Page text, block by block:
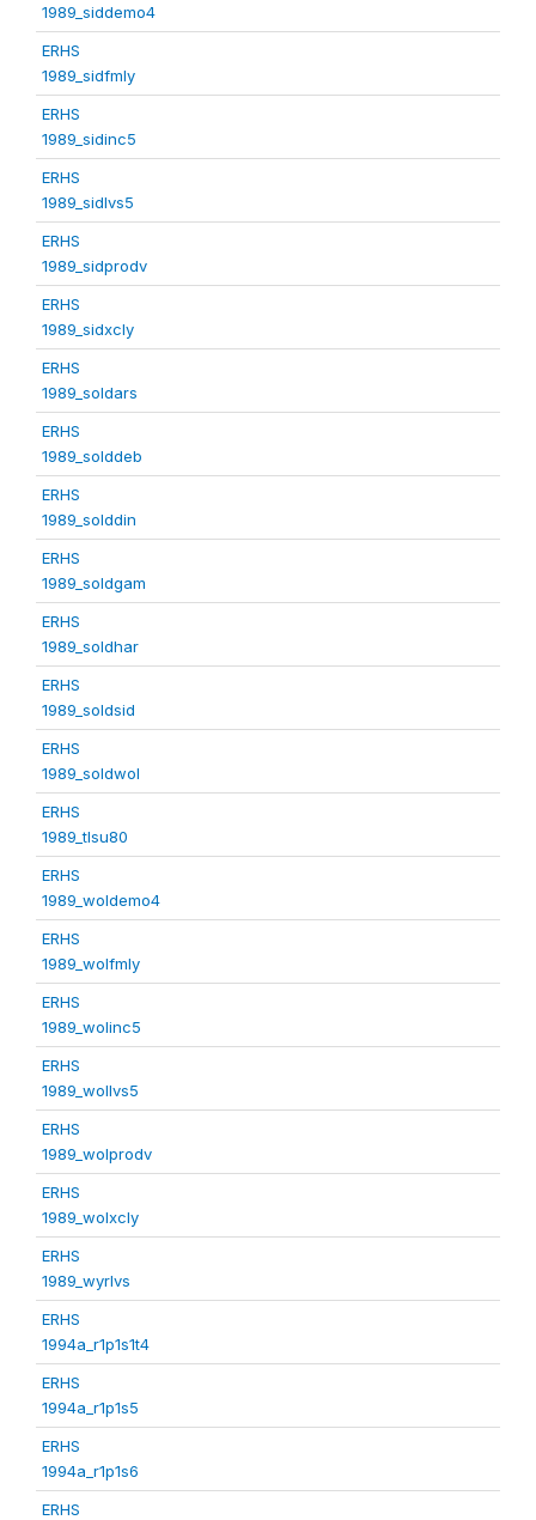
1989_siddemo4
ERHS
1989_sidfmly
ERHS
1989_sidinc5
ERHS
1989_sidlvs5
ERHS
1989_sidprodv
ERHS
1989_sidxcly
ERHS
1989_soldars
ERHS
1989_solddeb
ERHS
1989_solddin
ERHS
1989_soldgam
ERHS
1989_soldhar
ERHS
1989_soldsid
ERHS
1989_soldwol
ERHS
1989_tlsu80
ERHS
1989_woldemo4
ERHS
1989_wolfmly
ERHS
1989_wolinc5
ERHS
1989_wollvs5
ERHS
1989_wolprodv
ERHS
1989_wolxcly
ERHS
1989_wyrlvs
ERHS
1994a_r1p1s1t4
ERHS
1994a_r1p1s5
ERHS
1994a_r1p1s6
ERHS